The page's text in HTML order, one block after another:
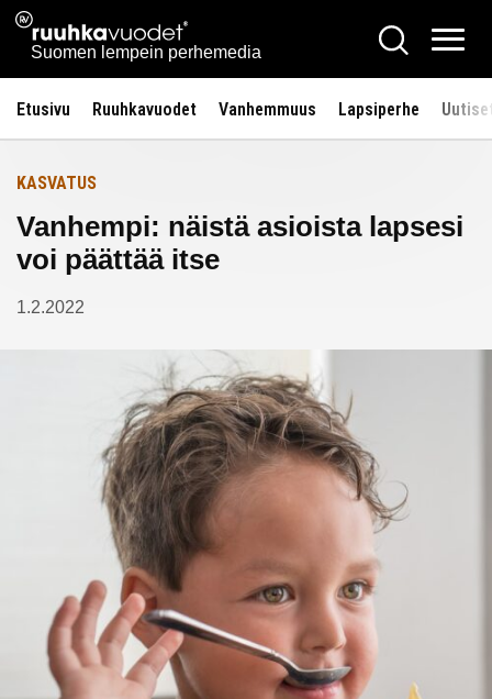
Siirry
sisältöön
Ruuhkavuodet.fi
Suomen lempein perhemedia
Hae
Etusivu Ruuhkavuodet Vanhemmuus Lapsiperhe
Etusivulle
KASVATUS
Vanhempi: näistä asioista lapsesi
voi päättää itse
1.2.2022